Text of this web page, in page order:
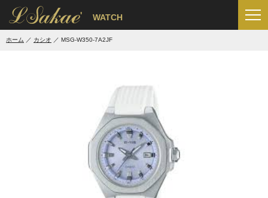
' WATCH
ホーム カシオ MSG-W350-7A2JF